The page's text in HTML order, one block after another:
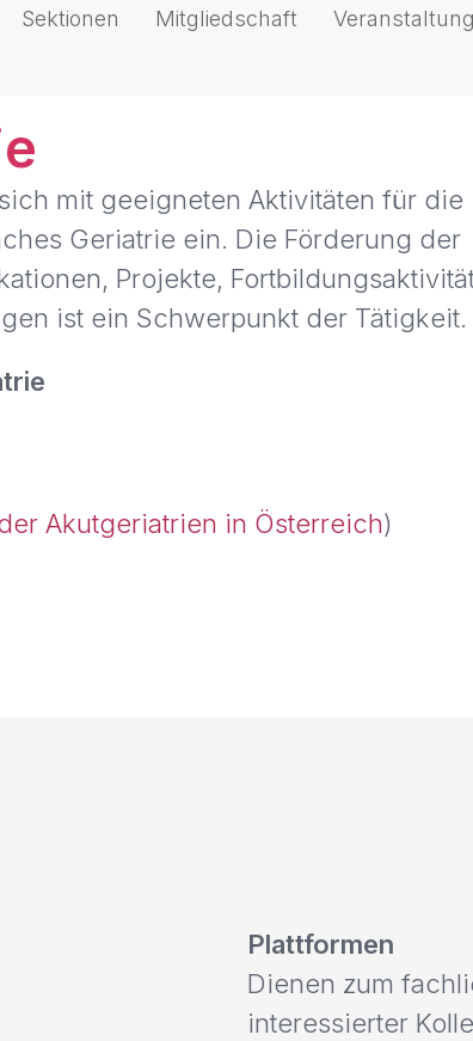
Sektionen Mitgliedschaft
mit geeigneten Aktivitäten für die
Geriatrie ein. Die Förderung der
Projekte,
ist ein Schwerpunkt der Tätigkeit.
Akutgeriatrien in Österreich)
Plattformen
Dienen zum
interessierter